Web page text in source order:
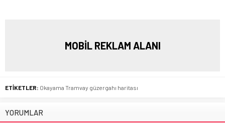
MOBİL REKLAM ALANI
ETİKETLER: Okayama Tramvay güzergahı haritası
YORUMLAR